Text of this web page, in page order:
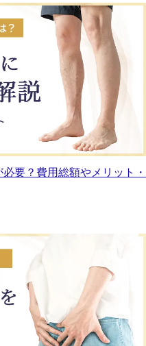
要？費用総額やメリット・